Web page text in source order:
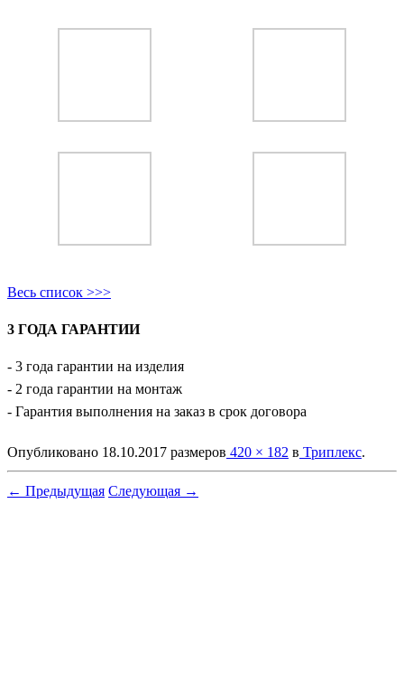
Весь список >>>
3 ГОДА ГАРАНТИИ
- 3 года гарантии на изделия
- 2 года гарантии на монтаж
- Гарантия выполнения на заказ в срок договора
Опубликовано 18.10.2017 размеров 420 × 182 в Триплекс.
← Предыдущая Следующая →